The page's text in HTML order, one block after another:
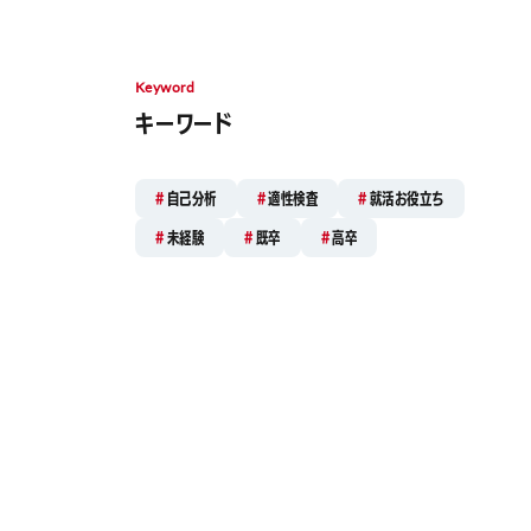
Keyword
キーワード
自己分析 適性検査 就活お役立ち
未経験 既卒 高卒